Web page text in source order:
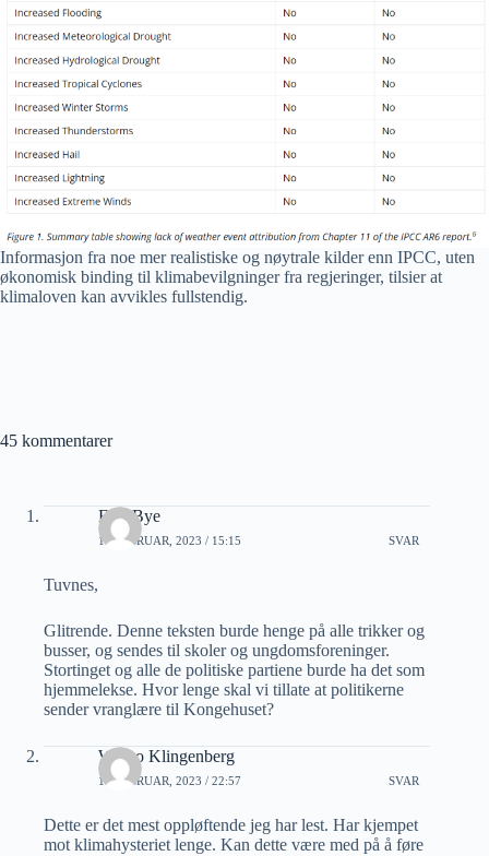
Informasjon fra noe mer realistiske og nøytrale kilder enn IPCC, uten
økonomisk binding til klimabevilgninger fra regjeringer, tilsier at
klimaloven kan avvikles fullstendig.
45 kommentarer
Erik Bye
17 FEBRUAR, 2023 / 15:15 SVAR
Tuvnes,
Glitrende. Denne teksten burde henge på alle trikker og
busser, og sendes til skoler og ungdomsforeninger.
Stortinget og alle de politiske partiene burde ha det som
hjemmelekse. Hvor lenge skal vi tillate at politikerne
sender vranglære til Kongehuset?
Wiggo Klingenberg
17 FEBRUAR, 2023 / 22:57 SVAR
Dette er det mest oppløftende jeg har lest. Har kjempet
mot klimahysteriet lenge. Kan dette være med på å føre